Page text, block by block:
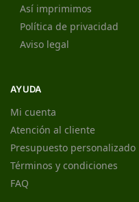
Así imprimimos
Política de privacidad
Aviso legal
AYUDA
Mi cuenta
Atención al cliente
Presupuesto personalizado
Términos y condiciones
FAQ